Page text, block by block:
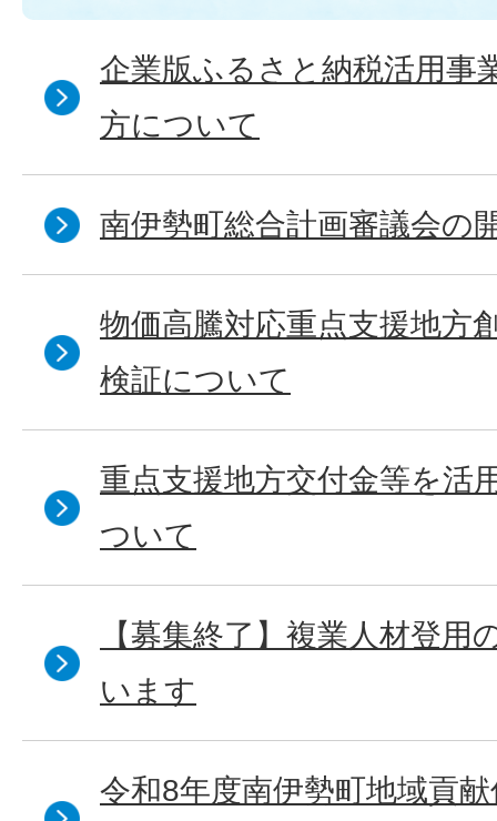
企業版ふるさと納税活用事
方について
南伊勢町総合計画審議会の
物価高騰対応重点支援地方
検証について
重点支援地方交付金等を活
ついて
【募集終了】複業人材登用
います
令和8年度南伊勢町地域貢